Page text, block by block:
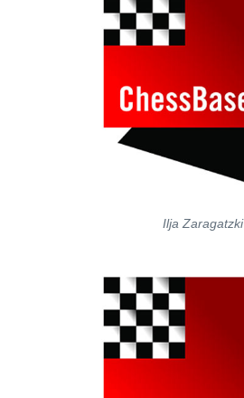
Ilja Zaragatzki